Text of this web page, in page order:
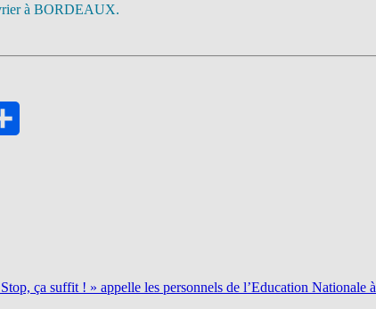
à BORDEAUX.
Partager
ça suffit ! » appelle les personnels de l’Education Nationale